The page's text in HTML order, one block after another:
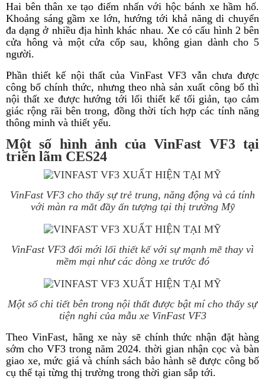
Hai bên thân xe tạo điểm nhấn với hộc bánh xe hầm hố.
Khoảng sáng gầm xe lớn, hướng tới khả năng di chuyển
đa dạng ở nhiều địa hình khác nhau. Xe có cấu hình 2 bên
cửa hông và một cửa cốp sau, không gian dành cho 5
người.
Phần thiết kế nội thất của VinFast VF3 vẫn chưa được
công bố chính thức, nhưng theo nhà sản xuất công bố thì
nội thất xe được hướng tới lối thiết kế tối giản, tạo cảm
giác rộng rãi bên trong, đồng thời tích hợp các tính năng
thông minh và thiết yếu.
Một số hình ảnh của VinFast VF3 tại
triển lãm CES24
VinFast VF3 cho thấy sự trẻ trung, năng động và cá tính
với màn ra mắt đầy ấn tượng tại thị trường Mỹ
VinFast VF3 đổi mới lối thiết kế với sự mạnh mẽ thay vì
mềm mại như các dòng xe trước đó
Một số chi tiết bên trong nội thất được bật mí cho thấy sự
tiện nghi của mẫu xe VinFast VF3
Theo VinFast, hãng xe này sẽ chính thức nhận đặt hàng
sớm cho VF3 trong năm 2024. thời gian nhận cọc và bàn
giao xe, mức giá và chính sách bảo hành sẽ được công bố
cụ thể tại từng thị trường trong thời gian sắp tới.